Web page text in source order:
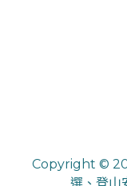
Copyright ©